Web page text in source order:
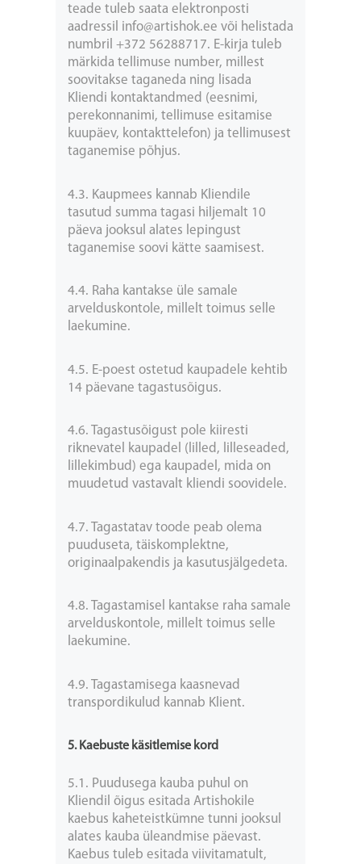
teade tuleb saata elektronposti
aadressil info@artishok.ee või helistada
numbril +372 56288717. E-kirja tuleb
märkida tellimuse number, millest
soovitakse taganeda ning lisada
Kliendi kontaktandmed (eesnimi,
perekonnanimi, tellimuse esitamise
kuupäev, kontakttelefon) ja tellimusest
taganemise põhjus.
4.3. Kaupmees kannab Kliendile
tasutud summa tagasi hiljemalt 10
päeva jooksul alates lepingust
taganemise soovi kätte saamisest.
4.4. Raha kantakse üle samale
arvelduskontole, millelt toimus selle
laekumine.
4.5. E-poest ostetud kaupadele kehtib
14 päevane tagastusõigus.
4.6. Tagastusõigust pole kiiresti
riknevatel kaupadel (lilled, lilleseaded,
lillekimbud) ega kaupadel, mida on
muudetud vastavalt kliendi soovidele.
4.7. Tagastatav toode peab olema
puuduseta, täiskomplektne,
originaalpakendis ja kasutusjälgedeta.
4.8. Tagastamisel kantakse raha samale
arvelduskontole, millelt toimus selle
laekumine.
4.9. Tagastamisega kaasnevad
transpordikulud kannab Klient.
5. Kaebuste käsitlemise kord
5.1. Puudusega kauba puhul on
Kliendil õigus esitada Artishokile
kaebus kaheteistkümne tunni jooksul
alates kauba üleandmise päevast.
Kaebus tuleb esitada viivitamatult,